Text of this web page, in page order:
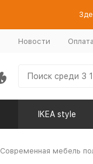
Новости
IKEA style
Современная мебель